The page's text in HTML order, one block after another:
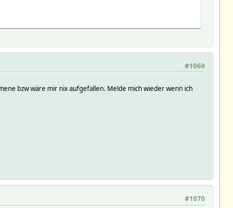
#1069
bzw wäre mir nix aufgefallen. Melde mich wieder wenn ich
#1070